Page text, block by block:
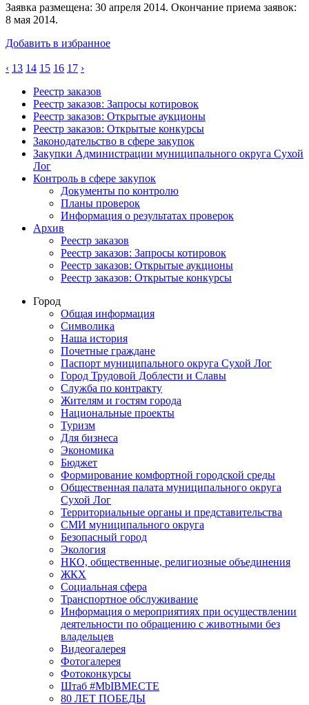
Заявка размещена: 30 апреля 2014. Окончание приема заявок:
8 мая 2014.
Добавить в избранное
‹ 13 14 15 16 17 ›
Реестр заказов
Реестр заказов: Запросы котировок
Реестр заказов: Открытые аукционы
Реестр заказов: Открытые конкурсы
Законодательство в сфере закупок
Закупки Администрации муниципального округа Сухой
Лог
Контроль в сфере закупок
Документы по контролю
Планы проверок
Информация о результатах проверок
Архив
Реестр заказов
Реестр заказов: Запросы котировок
Реестр заказов: Открытые аукционы
Реестр заказов: Открытые конкурсы
Город
Общая информация
Символика
Наша история
Почетные граждане
Паспорт муниципального округа Сухой Лог
Город Трудовой Доблести и Славы
Служба по контракту
Жителям и гостям города
Национальные проекты
Туризм
Для бизнеса
Экономика
Бюджет
Формирование комфортной городской среды
Общественная палата муниципального округа
Сухой Лог
Территориальные органы и представительства
СМИ муниципального округа
Безопасный город
Экология
НКО, общественные, религиозные объединения
ЖКХ
Социальная сфера
Транспортное обслуживание
Информация о мероприятиях при осуществлении
деятельности по обращению с животными без
владельцев
Видеогалерея
Фотогалерея
Фотоконкурсы
Штаб #MbIBMECTE
80 ЛЕТ ПОБЕДЫ